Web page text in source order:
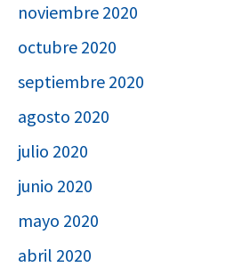
noviembre 2020
octubre 2020
septiembre 2020
agosto 2020
julio 2020
junio 2020
mayo 2020
abril 2020